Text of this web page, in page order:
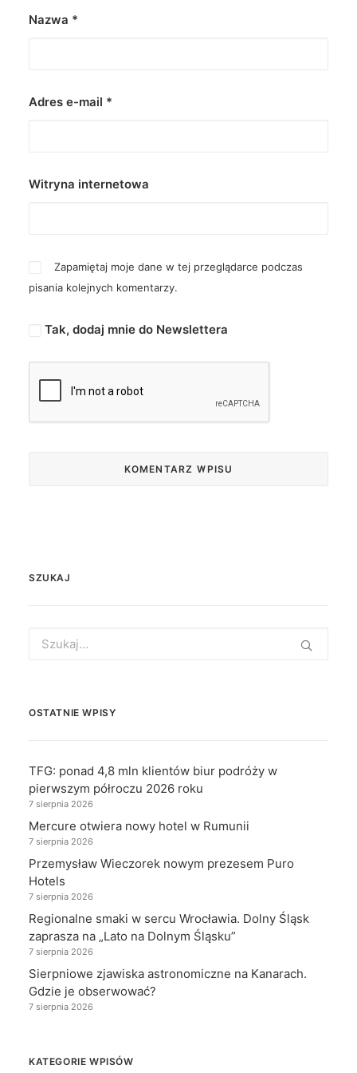
Nazwa *
Adres e-mail *
Witryna internetowa
Zapamiętaj moje dane w tej przeglądarce podczas
pisania kolejnych komentarzy.
Tak, dodaj mnie do Newslettera
SZUKAJ
for:
OSTATNIE WPISY
TFG: ponad 4,8 mln klientów biur podróży w
pierwszym półroczu 2026 roku
7 sierpnia 2026
Mercure otwiera nowy hotel w Rumunii
7 sierpnia 2026
Przemysław Wieczorek nowym prezesem Puro
Hotels
7 sierpnia 2026
Regionalne smaki w sercu Wrocławia. Dolny Śląsk
zaprasza na „Lato na Dolnym Śląsku”
7 sierpnia 2026
Sierpniowe zjawiska astronomiczne na Kanarach.
Gdzie je obserwować?
7 sierpnia 2026
KATEGORIE WPISÓW